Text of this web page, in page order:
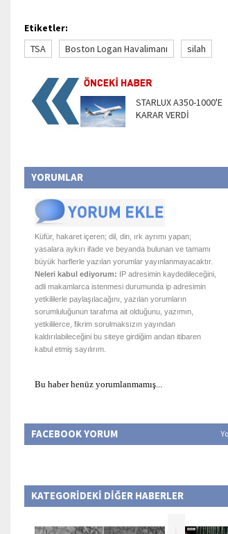
Etiketler:
TSA
Boston Logan Havalimanı silah
STARLUX A350-1000'E
KARAR VERDİ
YORUMLAR
Küfür, hakaret içeren; dil, din, ırk ayrımı yapan;
yasalara aykırı ifade ve beyanda bulunan ve tamamı
büyük harflerle yazılan yorumlar yayınlanmayacaktır.
Neleri kabul ediyorum: IP adresimin kaydedileceğini,
adli makamlarca istenmesi durumunda ip adresimin
yetkililerle paylaşılacağını, yazılan yorumların
sorumluluğunun tarafıma ait olduğunu, yazımın,
yetkililerce, fikrim sorulmaksızın yayından
kaldırılabileceğini bu siteye girdiğim andan itibaren
kabul etmiş sayılırım.
Bu haber henüz yorumlanmamış...
FACEBOOK YORUM
KATEGORİDEKİ DİĞER HABERLER